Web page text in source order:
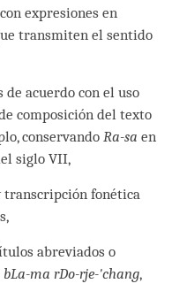
con expresiones en
transmiten el sentido
acuerdo con el uso
composición del texto
conservando Ra-sa en
siglo VII,
fonética
abreviados o
bLa-ma rDo-rje-'chang,